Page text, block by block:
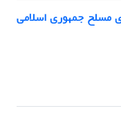
مسلح جمهوری اسلامی